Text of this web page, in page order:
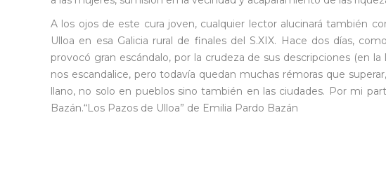
A los ojos de este cura joven, cualquier lector alucinará también
Ulloa en esa Galicia rural de finales del S.XIX. Hace dos días,
provocó gran escándalo, por la crudeza de sus descripciones (en
nos escandalice, pero todavía quedan muchas rémoras que
llano, no solo en pueblos sino también en las ciudades. Por mi
Bazán.“Los Pazos de Ulloa” de Emilia Pardo Bazán